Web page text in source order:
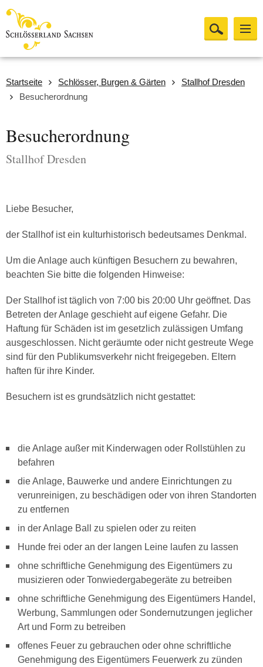
Startseite Schlösser, Burgen & Gärten
Stallhof Dresden
Besucherordnung
Besucherordnung
Stallhof Dresden
Liebe Besucher,
der Stallhof ist ein kulturhistorisch bedeutsames Denkmal.
Um die Anlage auch künftigen Besuchern zu bewahren,
beachten Sie bitte die folgenden Hinweise:
Der Stallhof ist täglich von 7:00 bis 20:00 Uhr geöffnet. Das
Betreten der Anlage geschieht auf eigene Gefahr. Die
Haftung für Schäden ist im gesetzlich zulässigen Umfang
ausgeschlossen. Nicht geräumte oder nicht gestreute Wege
sind für den Publikumsverkehr nicht freigegeben. Eltern
haften für ihre Kinder.
Besuchern ist es grundsätzlich nicht gestattet:
die Anlage außer mit Kinderwagen oder Rollstühlen zu
befahren
die Anlage, Bauwerke und andere Einrichtungen zu
verunreinigen, zu beschädigen oder von ihren Standorten
zu entfernen
in der Anlage Ball zu spielen oder zu reiten
Hunde frei oder an der langen Leine laufen zu lassen
ohne schriftliche Genehmigung des Eigentümers zu
musizieren oder Tonwiedergabegeräte zu betreiben
ohne schriftliche Genehmigung des Eigentümers Handel,
Werbung, Sammlungen oder Sondernutzungen jeglicher
Art und Form zu betreiben
offenes Feuer zu gebrauchen oder ohne schriftliche
Genehmigung des Eigentümers Feuerwerk zu zünden